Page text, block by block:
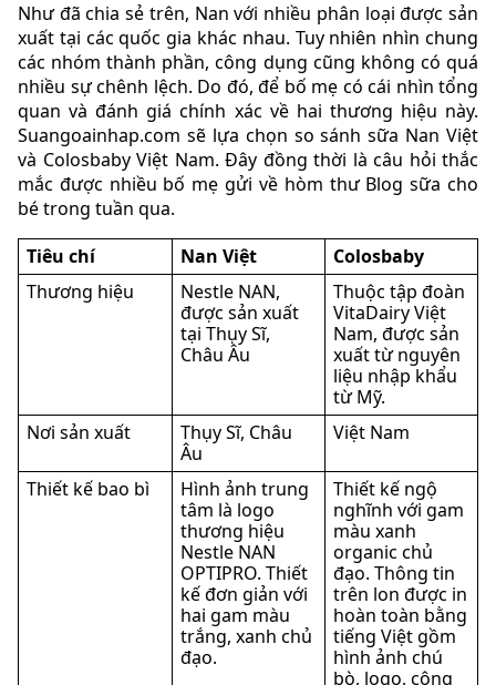
Như đã chia sẻ trên, Nan với nhiều phân loại được sản
xuất tại các quốc gia khác nhau. Tuy nhiên nhìn chung
các nhóm thành phần, công dụng cũng không có quá
nhiều sự chênh lệch. Do đó, để bố mẹ có cái nhìn tổng
quan và đánh giá chính xác về hai thương hiệu này.
Suangoainhap.com sẽ lựa chọn so sánh sữa Nan Việt
và Colosbaby Việt Nam. Đây đồng thời là câu hỏi thắc
mắc được nhiều bố mẹ gửi về hòm thư Blog sữa cho
bé trong tuần qua.
Tiêu chí
Nan Việt
Colosbaby
Thương hiệu
Nestle NAN,
được sản xuất
tại Thụy Sĩ,
Châu Âu
Thuộc tập đoàn
VitaDairy Việt
Nam, được sản
xuất từ nguyên
liệu nhập khẩu
từ Mỹ.
Nơi sản xuất
Thụy Sĩ, Châu
Âu
Việt Nam
Thiết kế bao bì
Hình ảnh trung
tâm là logo
thương hiệu
Nestle NAN
OPTIPRO. Thiết
kế đơn giản với
hai gam màu
trắng, xanh chủ
đạo.
Thiết kế ngộ
nghĩnh với gam
màu xanh
organic chủ
đạo. Thông tin
trên lon được in
hoàn toàn bằng
tiếng Việt gồm
hình ảnh chú
bò, logo, công